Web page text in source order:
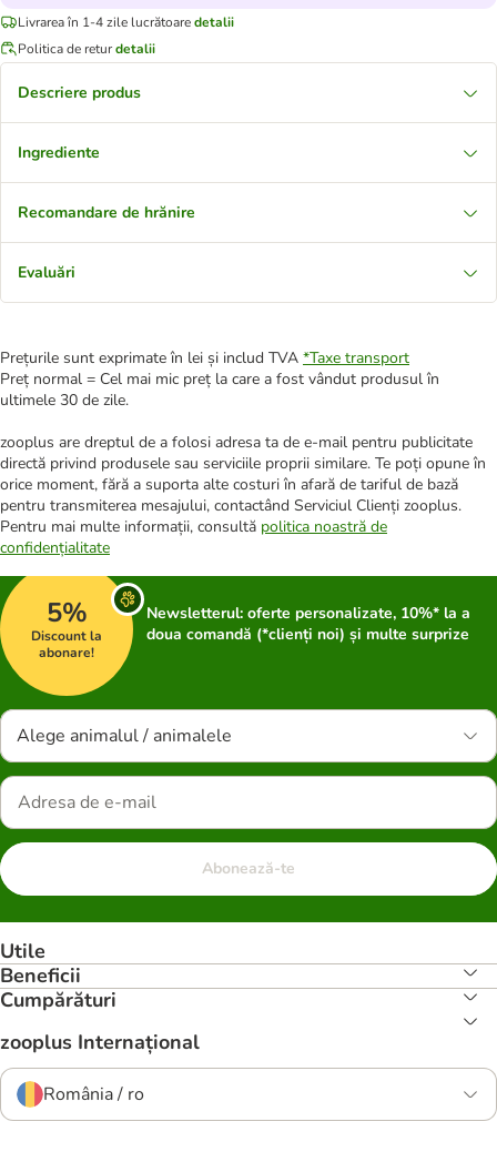
Livrarea în 1-4 zile lucrătoaredetalii
Politica de returdetalii
Descriere produs
Ingrediente
Recomandare de hrănire
Evaluări
Prețurile sunt exprimate în lei și includ TVA *Taxe transport
Preț normal = Cel mai mic preț la care a fost vândut produsul în
ultimele 30 de zile.
zooplus are dreptul de a folosi adresa ta de e-mail pentru publicitate
directă privind produsele sau serviciile proprii similare. Te poți opune în
orice moment, fără a suporta alte costuri în afară de tariful de bază
pentru transmiterea mesajului, contactând Serviciul Clienți zooplus.
Pentru mai multe informații, consultă politica noastră de
confidențialitate
5%
Discount la
abonare!
Newsletterul: oferte personalizate, 10%* la a
doua comandă (*clienți noi) și multe surprize
Alege animalul / animalele
Abonează-te
Utile
Beneficii
Cumpărături
zooplus Internațional
România / ro